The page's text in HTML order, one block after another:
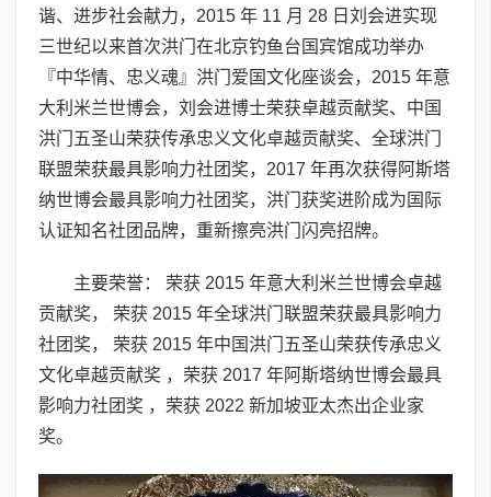
谐、进步社会献力，2015 年 11 月 28 日刘会进实现
三世纪以来首次洪门在北京钓鱼台国宾馆成功举办
『中华情、忠义魂』洪门爱国文化座谈会，2015 年意
大利米兰世博会，刘会进博士荣获卓越贡献奖、中国
洪门五圣山荣获传承忠义文化卓越贡献奖、全球洪门
联盟荣获最具影响力社团奖，2017 年再次获得阿斯塔
纳世博会最具影响力社团奖，洪门获奖进阶成为国际
认证知名社团品牌，重新擦亮洪门闪亮招牌。
主要荣誉： 荣获 2015 年意大利米兰世博会卓越
贡献奖， 荣获 2015 年全球洪门联盟荣获最具影响力
社团奖， 荣获 2015 年中国洪门五圣山荣获传承忠义
文化卓越贡献奖 ，荣获 2017 年阿斯塔纳世博会最具
影响力社团奖 ，荣获 2022 新加坡亚太杰出企业家
奖。